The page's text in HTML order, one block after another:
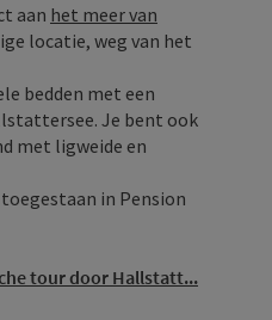
aan het meer van
locatie, weg van het
bedden met een
Je bent ook
met ligweide en
in Pension
tour door Hallstatt...